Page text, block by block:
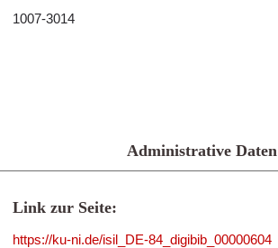
1007-3014
Administrative Daten
Link zur Seite:
https://ku-ni.de/isil_DE-84_digibib_00000604